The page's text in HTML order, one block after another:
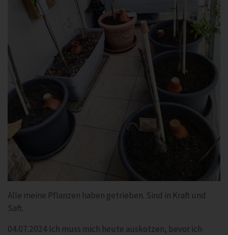
Alle meine Pflanzen haben getrieben. Sind in Kraft und
Saft.
04.07.2024 Ich muss mich heute auskotzen, bevor ich